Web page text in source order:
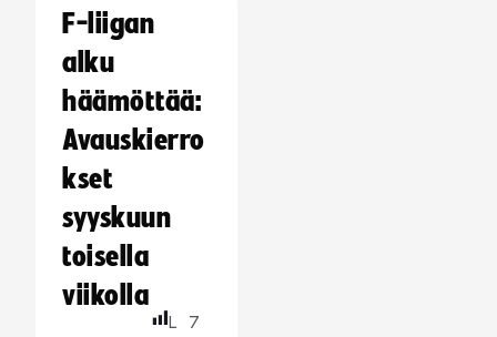
F-liigan
alku
häämöttää:
Avauskierro
kset
syyskuun
toisella
viikolla
L
7